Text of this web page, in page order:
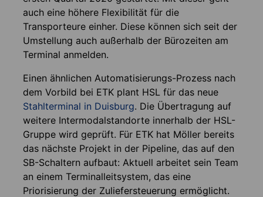
auch eine höhere Flexibilität für die
Transporteure einher. Diese können sich seit der
Umstellung auch außerhalb der Bürozeiten am
Terminal anmelden.
Einen ähnlichen Automatisierungs-Prozess nach
dem Vorbild bei ETK plant HSL für das neue
Stahlterminal in Duisburg. Die Übertragung auf
weitere Intermodalstandorte innerhalb der HSL-
Gruppe wird geprüft. Für ETK hat Möller bereits
das nächste Projekt in der Pipeline, das auf den
SB-Schaltern aufbaut: Aktuell arbeitet sein Team
an einem Terminalleitsystem, das eine
Priorisierung der Zuliefersteuerung ermöglicht.